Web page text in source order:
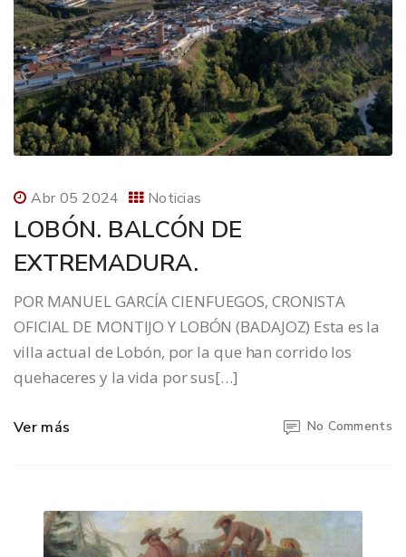
Abr 05 2024 Noticias
LOBÓN. BALCÓN DE
EXTREMADURA.
POR MANUEL GARCÍA CIENFUEGOS, CRONISTA
OFICIAL DE MONTIJO Y LOBÓN (BADAJOZ) Esta es la
villa actual de Lobón, por la que han corrido los
quehaceres y la vida por sus[…]
Ver más No Comments